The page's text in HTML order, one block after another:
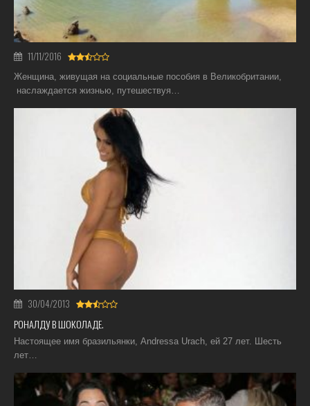
11/11/2016
Женщина, живущая на социальные пособия в Великобритании,
наслаждается жизнью, путешествуя…
30/04/2013
РОНАЛДУ В ШОКОЛАДЕ.
Настоящее имя бразильянки, Andressa Urach, ей 27 лет. Шесть
лет…